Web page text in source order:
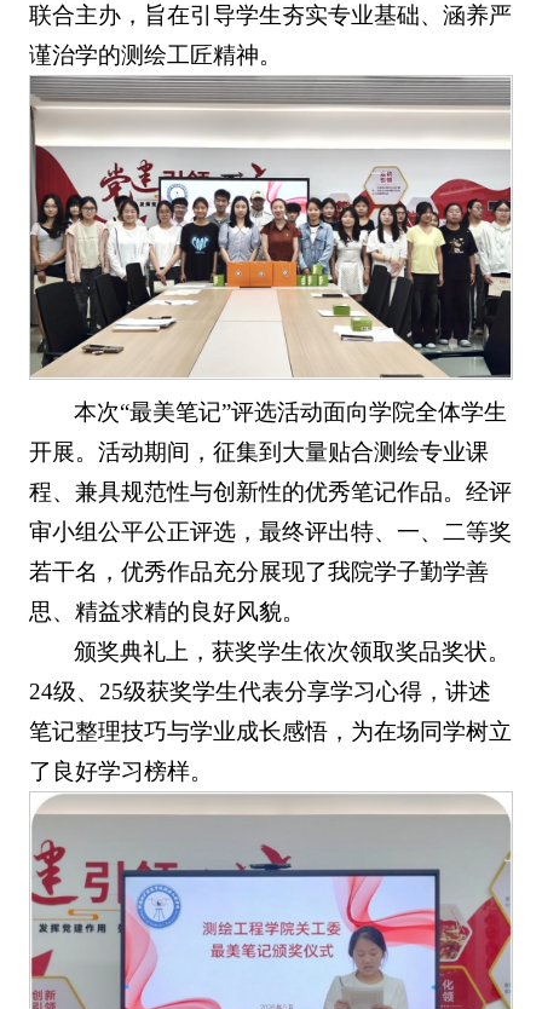
联合主办，旨在引导学生夯实专业基础、涵养严
谨治学的测绘工匠精神。
本次“最美笔记”评选活动面向学院全体学生
开展。活动期间，征集到大量贴合测绘专业课
程、兼具规范性与创新性的优秀笔记作品。经评
审小组公平公正评选，最终评出特、一、二等奖
若干名，优秀作品充分展现了我院学子勤学善
思、精益求精的良好风貌。
颁奖典礼上，获奖学生依次领取奖品奖状。
24级、25级获奖学生代表分享学习心得，讲述
笔记整理技巧与学业成长感悟，为在场同学树立
了良好学习榜样。